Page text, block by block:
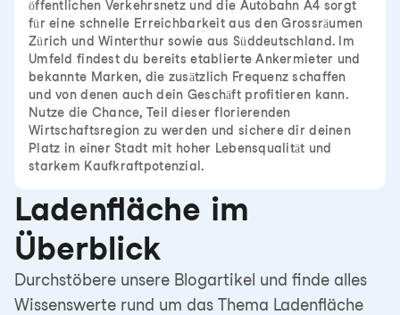
öffentlichen Verkehrsnetz und die Autobahn A4 sorgt
für eine schnelle Erreichbarkeit aus den Grossräumen
Zürich und Winterthur sowie aus Süddeutschland. Im
Umfeld findest du bereits etablierte Ankermieter und
bekannte Marken, die zusätzlich Frequenz schaffen
und von denen auch dein Geschäft profitieren kann.
Nutze die Chance, Teil dieser florierenden
Wirtschaftsregion zu werden und sichere dir deinen
Platz in einer Stadt mit hoher Lebensqualität und
starkem Kaufkraftpotenzial.
Ladenfläche im
Überblick
Durchstöbere unsere Blogartikel und finde alles
Wissenswerte rund um das Thema Ladenfläche